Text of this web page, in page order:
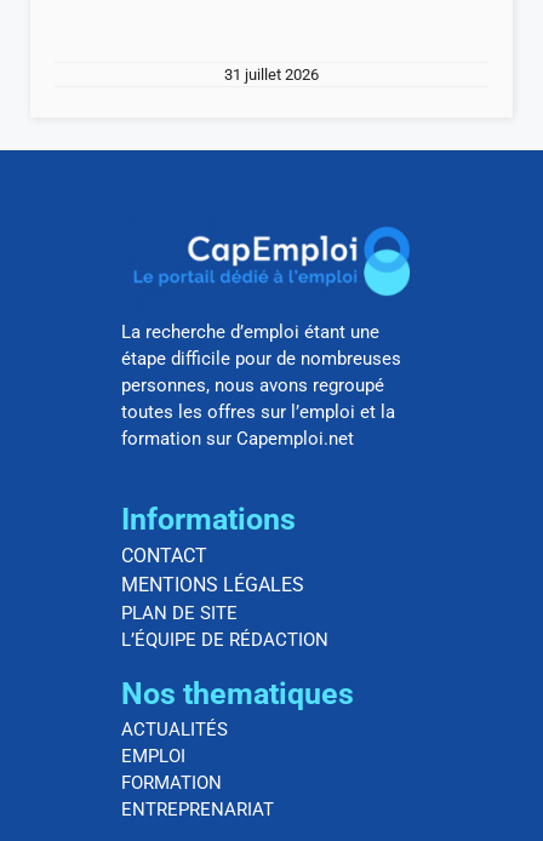
31 juillet 2026
La recherche d’emploi étant une
étape difficile pour de nombreuses
personnes, nous avons regroupé
toutes les offres sur l’emploi et la
formation sur Capemploi.net
Informations
CONTACT
MENTIONS LÉGALES
PLAN DE SITE
L’ÉQUIPE DE RÉDACTION
Nos thematiques
ACTUALITÉS
EMPLOI
FORMATION
ENTREPRENARIAT